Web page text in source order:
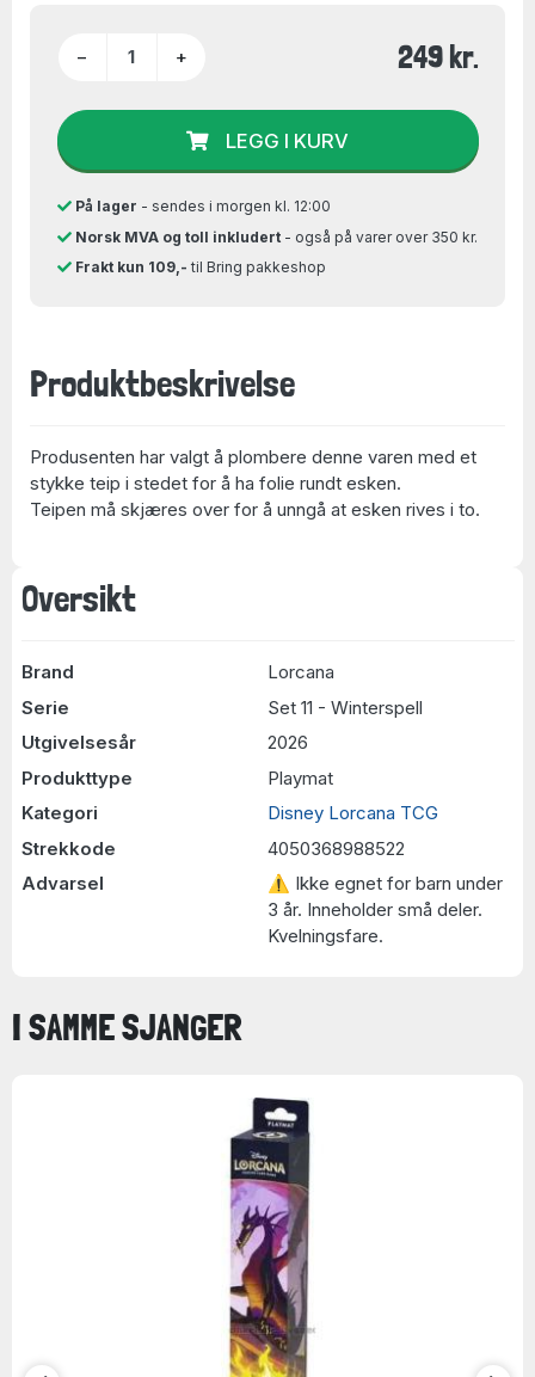
Oversikt
Brand
Lorcana
Serie
Set 11 - Winterspell
Utgivelsesår
2026
Produkttype
Playmat
Kategori
Disney Lorcana TCG
Strekkode
4050368988522
Advarsel
⚠ Ikke egnet for barn under
3 år. Inneholder små deler.
Kvelningsfare.
− + 249 kr.
LEGG I KURV
På lager - sendes i morgen kl. 12:00
Norsk MVA og toll inkludert- også på varer over 350 kr.
Frakt kun 109,- til Bring pakkeshop
Produktbeskrivelse
Produsenten har valgt å plombere denne varen med et
stykke teip i stedet for å ha folie rundt esken.
Teipen må skjæres over for å unngå at esken rives i to.
I SAMME SJANGER